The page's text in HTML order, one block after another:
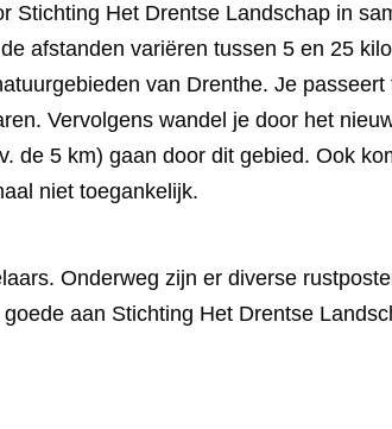
Stichting Het Drentse Landschap in
afstanden variëren tussen 5 en 25
van Drenthe. Je passeert
Vervolgens wandel je door het
de 5 km) gaan door dit gebied. Ook
niet toegankelijk.
Onderweg zijn er diverse
aan Stichting Het Drentse